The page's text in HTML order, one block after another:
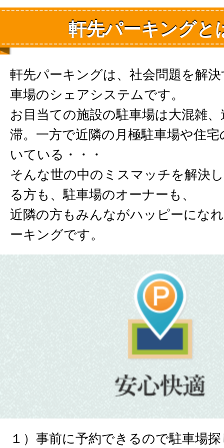
軒先パーキングと
軒先パーキングは、社会問題を解
車場のシェアシステムです。
お目当ての施設の駐車場は大混雑
滞。一方で近隣の月極駐車場や住
いている・・・
そんな世の中のミスマッチを解決
る方も、駐車場のオーナーも、
近隣の方もみんながハッピーにな
ーキングです。
１）事前に予約できるので駐車場